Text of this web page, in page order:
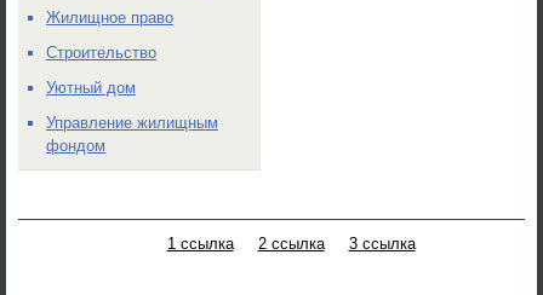
Жилищное право
Строительство
Уютный дом
Управление жилищным
фондом
1 ссылка 2 ссылка 3 ссылка